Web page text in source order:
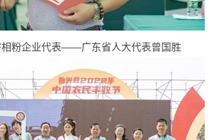
相粉企业代表——广东省人大代表曾国胜